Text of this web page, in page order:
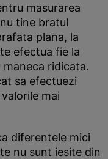
masurarea
tine bratul
plana, la
efectua fie la
ridicata.
sa efectuezi
mai
diferentele mici
nu sunt iesite din